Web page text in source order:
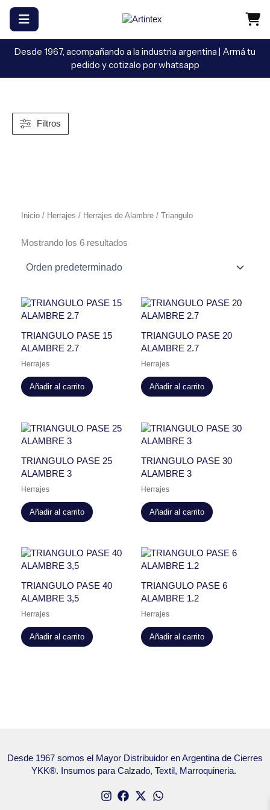
contenido
Desde 1967, acompañando a la industria argentina | Armá tu
pedido y cotizalo por whatsapp
Filtros
Inicio/ Herrajes / Herrajes de Alambre/ Triangulo
Mostrando los 6 resultados
TRIANGULO PASE 15
ALAMBRE 2.7
Herrajes
Añadir al carrito
TRIANGULO PASE 20
ALAMBRE 2.7
Herrajes
Añadir al carrito
TRIANGULO PASE 25
ALAMBRE 3
Herrajes
Añadir al carrito
TRIANGULO PASE 30
ALAMBRE 3
Herrajes
Añadir al carrito
TRIANGULO PASE 40
ALAMBRE 3,5
Herrajes
Añadir al carrito
TRIANGULO PASE 6
ALAMBRE 1.2
Herrajes
Añadir al carrito
Desde 1967 somos el Mayor Distribuidor en Argentina de Cierres
YKK®. Insumos para Calzado, Textil, Marroquineria.